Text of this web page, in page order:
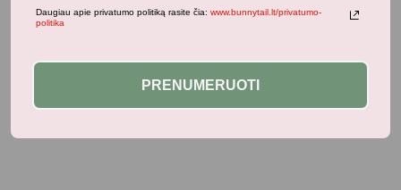
Liewood valgymo indelių komplektas kūdikiui
Daugiau apie privatumo politiką rasite čia: www.bunnytail.lt/privatumo-
politika
PRENUMERUOTI